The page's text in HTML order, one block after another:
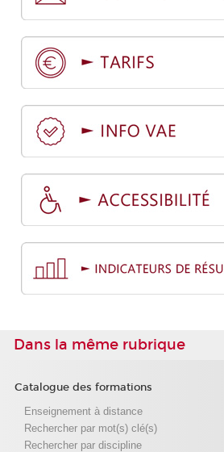
Dans la même rubrique
Catalogue des formations
Enseignement à distance
Rechercher par mot(s) clé(s)
Rechercher par discipline